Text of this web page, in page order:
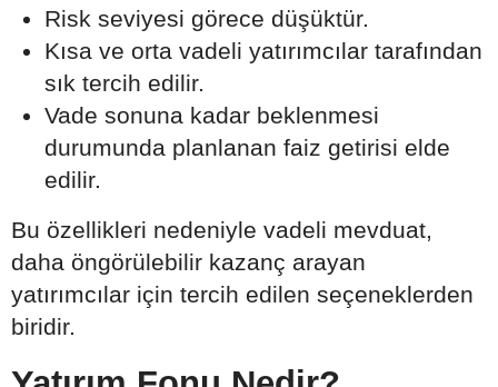
Risk seviyesi görece düşüktür.
Kısa ve orta vadeli yatırımcılar tarafından
sık tercih edilir.
Vade sonuna kadar beklenmesi
durumunda planlanan faiz getirisi elde
edilir.
Bu özellikleri nedeniyle vadeli mevduat,
daha öngörülebilir kazanç arayan
yatırımcılar için tercih edilen seçeneklerden
biridir.